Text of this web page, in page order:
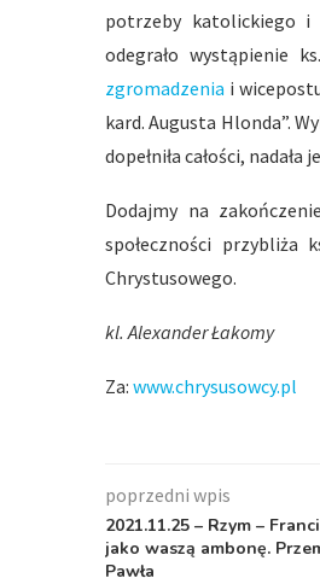
potrzeby katolickiego i
odegrało wystąpienie
zgromadzenia i
kard. Augusta Hlonda”.
dopełniła całości,
Dodajmy na
społeczności przybliża
Chrystusowego.
kl. Alexander Łakomy
Za: www.chrysusowcy.pl
poprzedni wpis
2021.11.25 – Rzym –
jako waszą ambonę.
Pawła